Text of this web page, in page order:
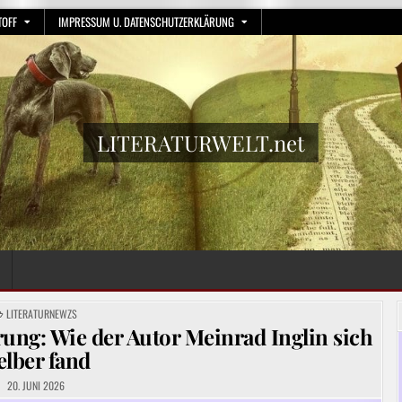
IMPRESSUM U. DATENSCHUTZERKLÄRUNG
LITERATURWELT.net
POSTED
IN
LITERATURNEWZS
Wie der Autor Meinrad Inglin sich
fand
20. JUNI 2026